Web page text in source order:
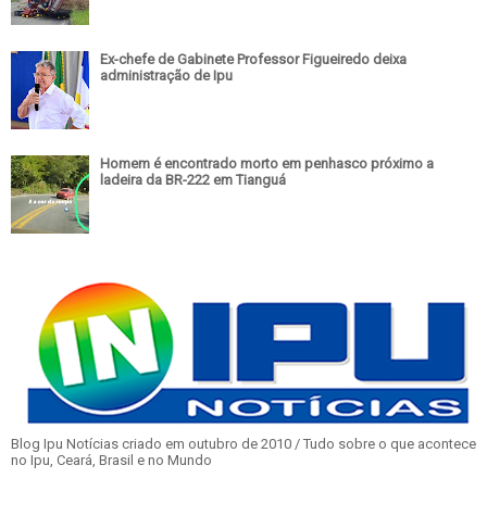
Ex-chefe de Gabinete Professor Figueiredo deixa
administração de Ipu
Homem é encontrado morto em penhasco próximo a
ladeira da BR-222 em Tianguá
Blog Ipu Notícias criado em outubro de 2010 / Tudo sobre o que acontece
no Ipu, Ceará, Brasil e no Mundo